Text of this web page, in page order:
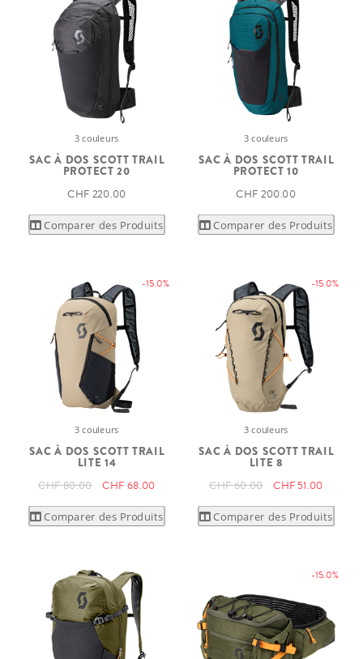
3 couleurs
SAC À DOS SCOTT TRAIL
PROTECT 20
CHF 220.00
Comparer des Produits
3 couleurs
SAC À DOS SCOTT TRAIL
PROTECT 10
CHF 200.00
Comparer des Produits
-15.0%
3 couleurs
SAC À DOS SCOTT TRAIL
LITE 14
CHF 80.00 CHF 68.00
Comparer des Produits
-15.0%
3 couleurs
SAC À DOS SCOTT TRAIL
LITE 8
CHF 60.00 CHF 51.00
Comparer des Produits
-15.0%